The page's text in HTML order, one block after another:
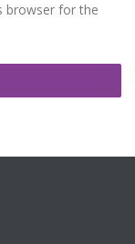
browser for the